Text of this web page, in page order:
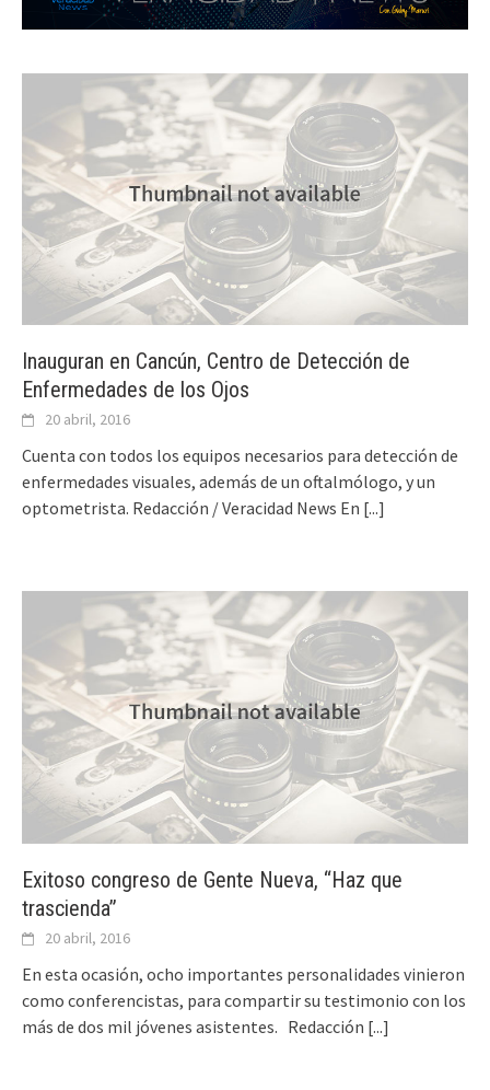
Inauguran en Cancún, Centro de Detección de
Enfermedades de los Ojos
20 abril, 2016
Cuenta con todos los equipos necesarios para detección de
enfermedades visuales, además de un oftalmólogo, y un
optometrista. Redacción / Veracidad News En [...]
Exitoso congreso de Gente Nueva, “Haz que
trascienda”
20 abril, 2016
En esta ocasión, ocho importantes personalidades vinieron
como conferencistas, para compartir su testimonio con los
más de dos mil jóvenes asistentes. Redacción [...]